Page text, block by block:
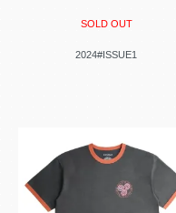
SOLD OUT
2024#ISSUE1